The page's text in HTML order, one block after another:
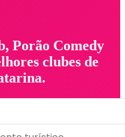
Porão Comedy
clubes de